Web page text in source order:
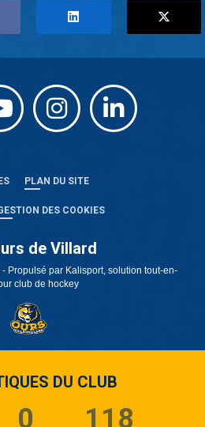
PLAN DU SITE
DES COOKIES
de Villard
Propulsé par Kalisport, solution tout-en-
club de hockey
DU CLUB
0 118